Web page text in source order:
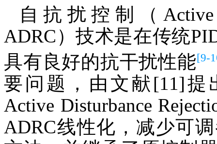
自抗扰控制（Active
ADRC）技术是在传统
具有良好的抗干扰性能[9-
要问题，由文献[11]提
Active Disturbance
ADRC线性化，减少可